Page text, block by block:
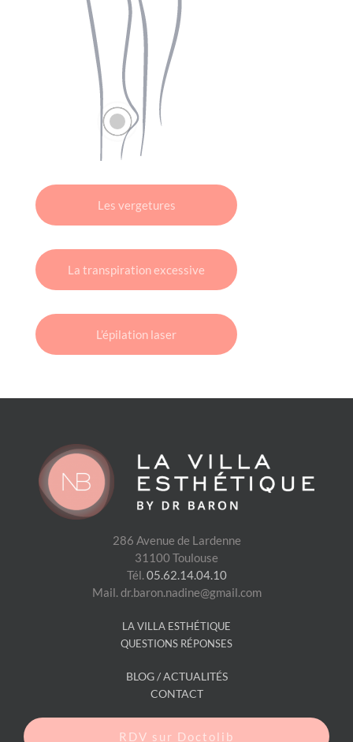
Les vergetures
La transpiration excessive
L’épilation laser
286 Avenue de Lardenne
31100 Toulouse
Tél.05.62.14.04.10
Mail. dr.baron.nadine@gmail.com
LA VILLA ESTHÉTIQUE
QUESTIONS RÉPONSES
BLOG / ACTUALITÉS
CONTACT
RDV sur Doctolib